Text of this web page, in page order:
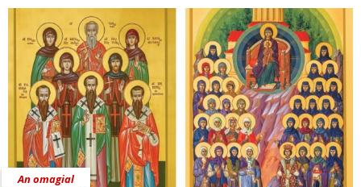
An omagial